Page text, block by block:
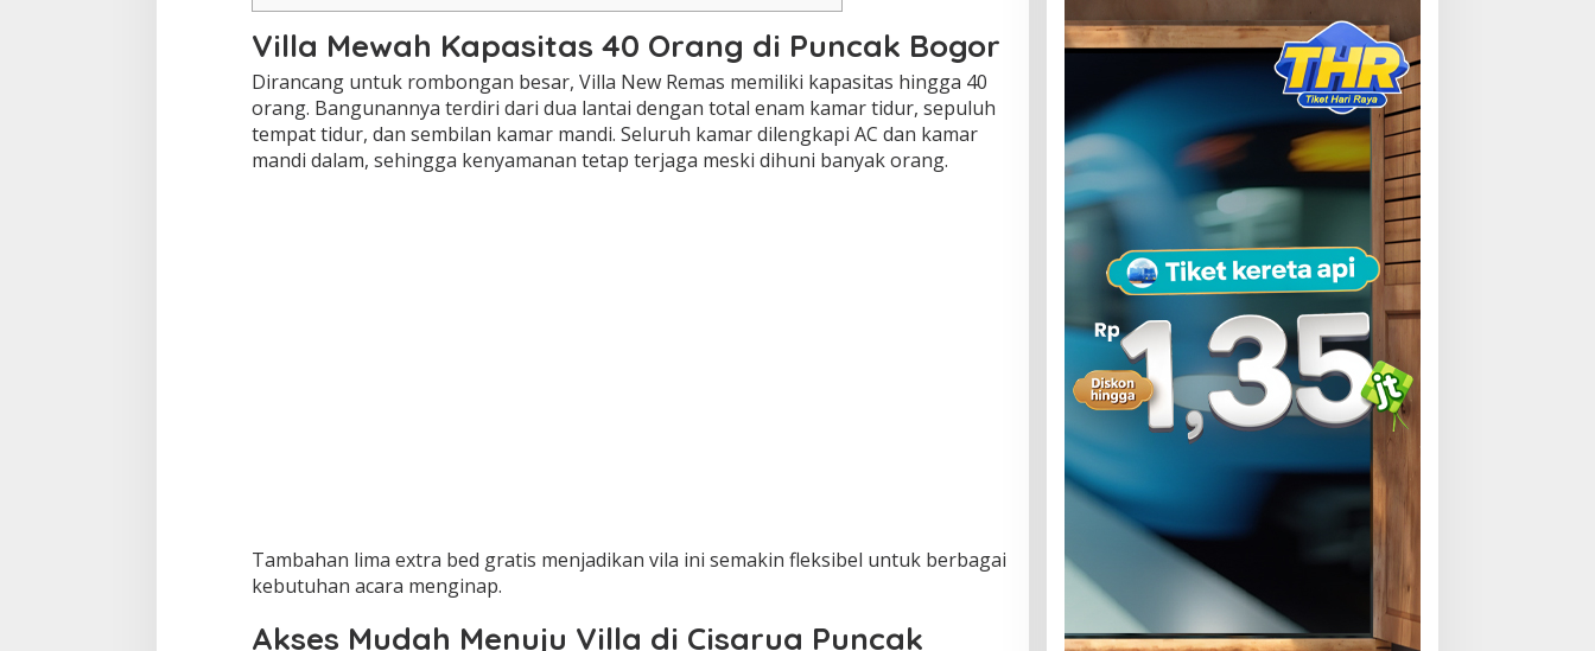
Villa Mewah Kapasitas 40 Orang di Puncak Bogor
Dirancang untuk rombongan besar, Villa New Remas memiliki kapasitas hingga 40
orang. Bangunannya terdiri dari dua lantai dengan total enam kamar tidur, sepuluh
tempat tidur, dan sembilan kamar mandi. Seluruh kamar dilengkapi AC dan kamar
mandi dalam, sehingga kenyamanan tetap terjaga meski dihuni banyak orang.
Tambahan lima extra bed gratis menjadikan vila ini semakin fleksibel untuk berbagai
kebutuhan acara menginap.
Akses Mudah Menuju Villa di Cisarua Puncak